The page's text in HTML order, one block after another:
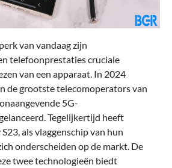
van vandaag zijn
telefoonprestaties cruciale
van een apparaat. In 2024
de grootste telecomoperators van
5G-
Tegelijkertijd heeft
S23, als vlaggenschip van hun
onderscheiden op de markt. De
twee technologieën biedt